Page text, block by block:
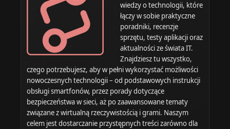
wiedzy o technologii, które
łączy w sobie praktyczne
poradniki, recenzje
sprzętu, testy aplikacji oraz
aktualności ze świata IT.
Znajdziesz tu wszystko,
czego potrzebujesz, aby w pełni wykorzystać możliwości
nowoczesnych technologii – od podstawowych instrukcji
obsługi smartfonów, przez porady dotyczące
bezpieczeństwa w sieci, aż po zaawansowane tematy
związane z wirtualną rzeczywistością i grami. Naszym
celem jest dostarczanie przystępnych treści zarówno dla